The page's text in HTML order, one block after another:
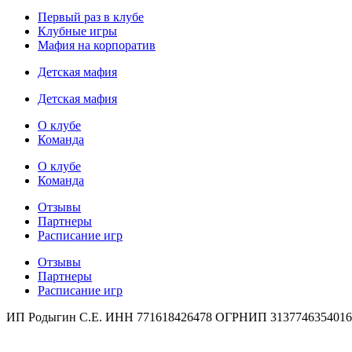
Первый раз в клубе
Клубные игры
Мафия на корпоратив
Детская мафия
Детская мафия
О клубе
Команда
О клубе
Команда
Отзывы
Партнеры
Расписание игр
Отзывы
Партнеры
Расписание игр
ИП Родыгин С.Е. ИНН 771618426478 ОГРНИП